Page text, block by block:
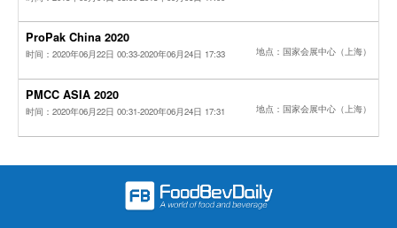
ProPak China 2020
时间：2020年06月22日 00:33-2020年06月24日 17:33 地点：国家会展中心（上海）
PMCC ASIA 2020
时间：2020年06月22日 00:31-2020年06月24日 17:31 地点：国家会展中心（上海）